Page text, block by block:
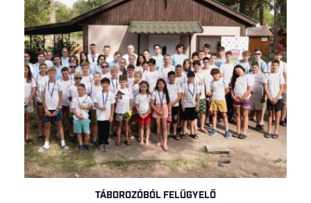
TÁBOROZÓBÓL FELÜGYELŐ